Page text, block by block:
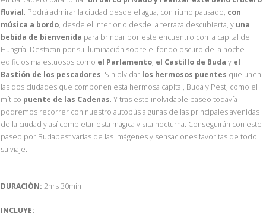
fluvial. Podrá admirar la ciudad desde el agua, con ritmo pausado, con
música a bordo, desde el interior o desde la terraza descubierta, y una
bebida de bienvenida para brindar por este encuentro con la capital de
Hungría. Destacan por su iluminación sobre el fondo oscuro de la noche
edificios majestuosos como el Parlamento, el Castillo de Buda y el
Bastión de los pescadores. Sin olvidar los hermosos puentes que unen
las dos ciudades que componen esta hermosa capital, Buda y Pest, como el
mítico puente de las Cadenas. Y tras este inolvidable paseo todavía
podremos recorrer con nuestro autobús algunas de las principales avenidas
de la ciudad y así completar esta mágica visita nocturna. Conseguirán con este
paseo por Budapest varias de las imágenes y sensaciones favoritas de todo
su viaje.
DURACIÓN: 2hrs 30min
INCLUYE: